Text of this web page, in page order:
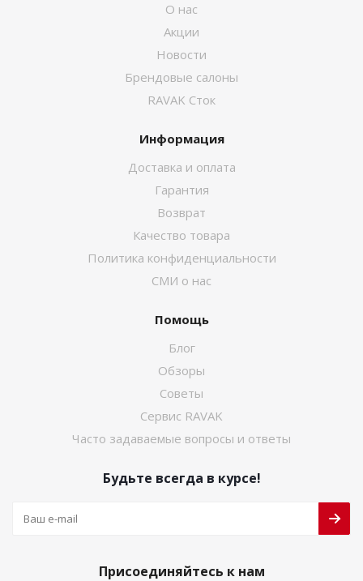
О нас
Акции
Новости
Брендовые салоны
RAVAK Сток
Информация
Доставка и оплата
Гарантия
Возврат
Качество товара
Политика конфиденциальности
СМИ о нас
Помощь
Блог
Обзоры
Советы
Сервис RAVAK
Часто задаваемые вопросы и ответы
Будьте всегда в курсе!
Присоединяйтесь к нам